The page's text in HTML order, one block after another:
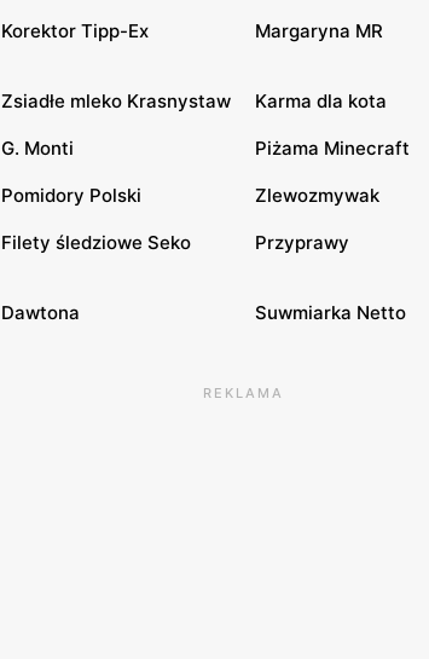
Korektor Tipp-Ex Margaryna MR
Zsiadłe mleko Krasnystaw Karma dla kota
G. Monti Piżama Minecraft
Pomidory Polski Zlewozmywak
Filety śledziowe Seko Przyprawy
Dawtona Suwmiarka Netto
REKLAMA